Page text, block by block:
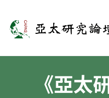
亞太研究論壇
《亞太